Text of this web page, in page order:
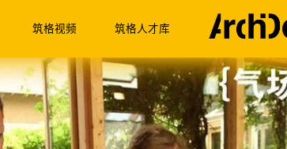
筑格视频 筑格人才库